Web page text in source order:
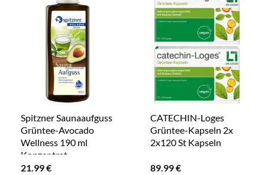
Spitzner Saunaaufguss
Grüntee-Avocado
Wellness 190 ml
Konzentrat
21.99€
CATECHIN-Loges
Grüntee-Kapseln 2x
2x120 St Kapseln
89.99€